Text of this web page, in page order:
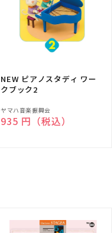
NEW ピアノスタディ ワー
クブック2
販
売
ヤマハ音楽振興会
通常価格
935 円（税込）